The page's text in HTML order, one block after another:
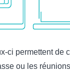
ci permettent de
ou les